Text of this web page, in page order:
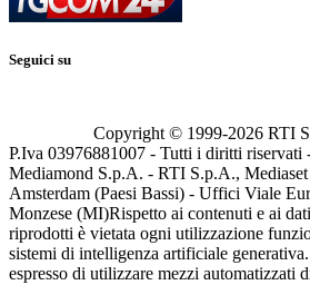
Seguici su
Copyright © 1999-2026 RTI
P.Iva 03976881007 - Tutti i diritti riservati
Mediamond S.p.A. - RTI S.p.A., Mediaset
Amsterdam (Paesi Bassi) - Uffici Viale
Monzese (MI)Rispetto ai contenuti e ai
riprodotti è vietata ogni utilizzazione
sistemi di intelligenza artificiale
espresso di utilizzare mezzi automatizzati